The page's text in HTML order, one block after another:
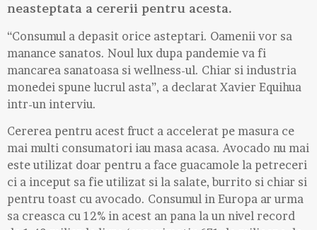
neasteptata a cererii pentru acesta.
“Consumul a depasit orice asteptari. Oamenii vor sa
manance sanatos. Noul lux dupa pandemie va fi
mancarea sanatoasa si wellness-ul. Chiar si industria
monedei spune lucrul asta”, a declarat Xavier Equihua
intr-un interviu.
Cererea pentru acest fruct a accelerat pe masura ce
mai multi consumatori iau masa acasa. Avocado nu mai
este utilizat doar pentru a face guacamole la petreceri
ci a inceput sa fie utilizat si la salate, burrito si chiar si
pentru toast cu avocado. Consumul in Europa ar urma
sa creasca cu 12% in acest an pana la un nivel record